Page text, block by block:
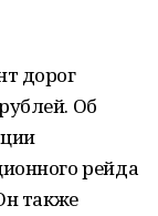
дорог
Об
рейда
также